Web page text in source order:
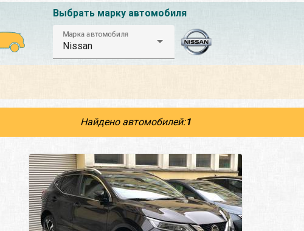
Выбрать марку автомобиля
Марка автомобиля
Nissan
Найдено автомобилей:1